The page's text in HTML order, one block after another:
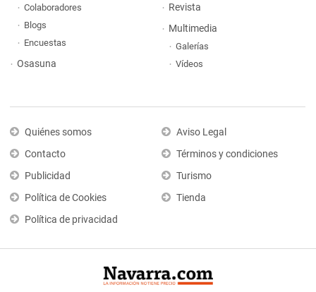
Colaboradores
Blogs
Encuestas
Osasuna
Revista
Multimedia
Galerías
Vídeos
Quiénes somos
Contacto
Publicidad
Política de Cookies
Política de privacidad
Aviso Legal
Términos y condiciones
Turismo
Tienda